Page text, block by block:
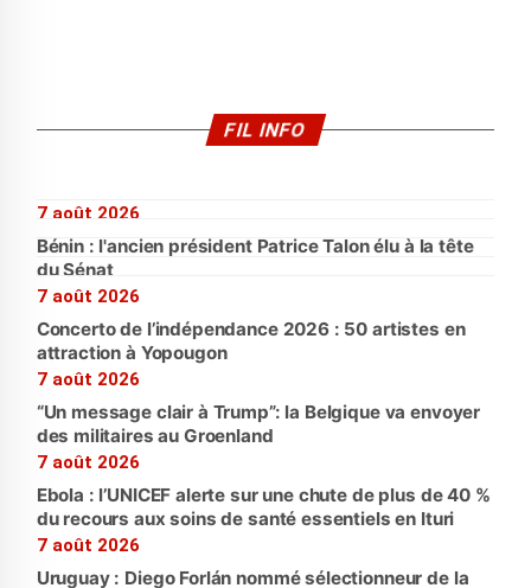
FIL INFO
7 août 2026
Bénin : l'ancien président Patrice Talon élu à la tête
du Sénat
7 août 2026
Concerto de l’indépendance 2026 : 50 artistes en
attraction à Yopougon
7 août 2026
“Un message clair à Trump”: la Belgique va envoyer
des militaires au Groenland
7 août 2026
Ebola : l’UNICEF alerte sur une chute de plus de 40 %
du recours aux soins de santé essentiels en Ituri
7 août 2026
Uruguay : Diego Forlán nommé sélectionneur de la